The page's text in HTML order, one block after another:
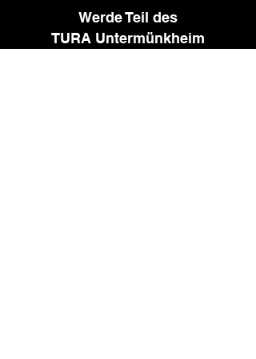
Werde Teil des
TURA Untermünkheim